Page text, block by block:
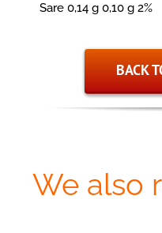
Sare 0,14 g 0,10 g 2%
BACK
We also